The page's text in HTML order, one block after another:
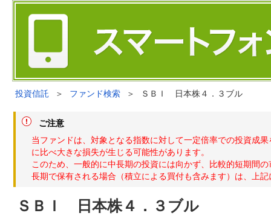
投資信託 ＞ ファンド検索 ＞ ＳＢＩ 日本株４．３ブル
ご注意
当ファンドは、対象となる指数に対して一定倍率での投資成
に比べ大きな損失が生じる可能性があります。
このため、一般的に中長期の投資には向かず、比較的短期間
長期で保有される場合（積立による買付も含みます）は、上
ＳＢＩ 日本株４．３ブル